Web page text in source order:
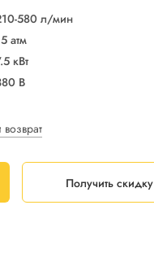
580 л/мин
атм
кВт
В
возврат
Получить скидку